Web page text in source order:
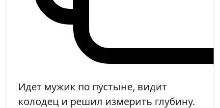
Идет мужик по пустыне, видит
колодец и решил измерить глубину.